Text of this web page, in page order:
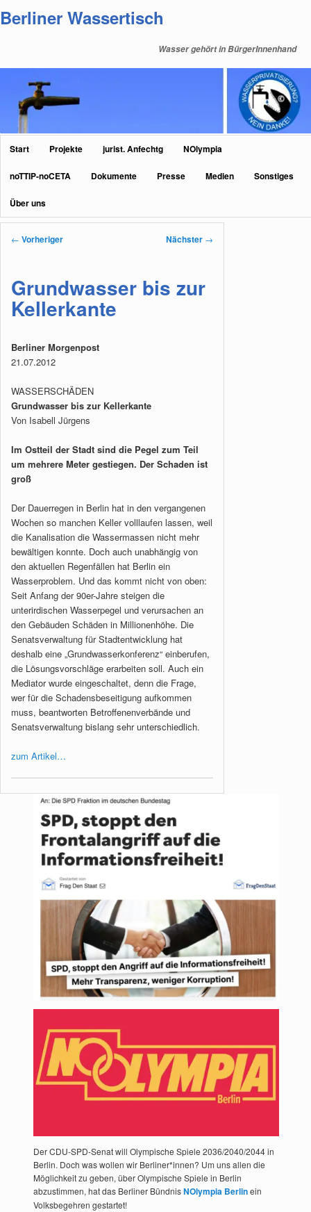
primären
Berliner Wassertisch
Wasser gehört in BürgerInnenhand
Hauptmenü
Start Projekte jurist. Anfechtg NOlympia
noTTIP-noCETA Dokumente Presse Medien Sonstiges
Über uns
Beitragsnavigation
← Vorheriger Nächster →
Grundwasser bis zur
Kellerkante
Berliner Morgenpost
21.07.2012
WASSERSCHÄDEN
Grundwasser bis zur Kellerkante
Von Isabell Jürgens
Im Ostteil der Stadt sind die Pegel zum Teil
um mehrere Meter gestiegen. Der Schaden ist
groß
Der Dauerregen in Berlin hat in den vergangenen
Wochen so manchen Keller volllaufen lassen, weil
die Kanalisation die Wassermassen nicht mehr
bewältigen konnte. Doch auch unabhängig von
den aktuellen Regenfällen hat Berlin ein
Wasserproblem. Und das kommt nicht von oben:
Seit Anfang der 90er-Jahre steigen die
unterirdischen Wasserpegel und verursachen an
den Gebäuden Schäden in Millionenhöhe. Die
Senatsverwaltung für Stadtentwicklung hat
deshalb eine „Grundwasserkonferenz“ einberufen,
die Lösungsvorschläge erarbeiten soll. Auch ein
Mediator wurde eingeschaltet, denn die Frage,
wer für die Schadensbeseitigung aufkommen
muss, beantworten Betroffenenverbände und
Senatsverwaltung bislang sehr unterschiedlich.
zum Artikel…
Der CDU-SPD-Senat will Olympische Spiele 2036/2040/2044 in
Berlin. Doch was wollen wir Berliner*innen? Um uns allen die
Möglichkeit zu geben, über Olympische Spiele in Berlin
abzustimmen, hat das Berliner BündnisNOlympia Berlinein
Volksbegehren gestartet!